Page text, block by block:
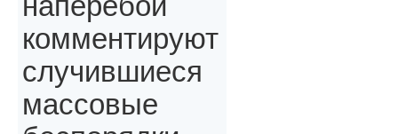
наперебой
комментируют
случившиеся
массовые